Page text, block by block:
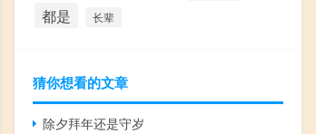
都是 长辈
猜你想看的文章
除夕拜年还是守岁